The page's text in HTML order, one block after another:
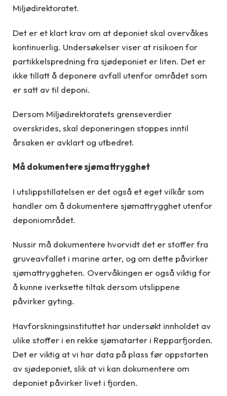
Miljødirektoratet.
Det er et klart krav om at deponiet skal overvåkes
kontinuerlig. Undersøkelser viser at risikoen for
partikkelspredning fra sjødeponiet er liten. Det er
ikke tillatt å deponere avfall utenfor området som
er satt av til deponi.
Dersom Miljødirektoratets grenseverdier
overskrides, skal deponeringen stoppes inntil
årsaken er avklart og utbedret.
Må dokumentere sjømattrygghet
I utslippstillatelsen er det også et eget vilkår som
handler om å dokumentere sjømattrygghet utenfor
deponiområdet.
Nussir må dokumentere hvorvidt det er stoffer fra
gruveavfallet i marine arter, og om dette påvirker
sjømattryggheten. Overvåkingen er også viktig for
å kunne iverksette tiltak dersom utslippene
påvirker gyting.
Havforskningsinstituttet har undersøkt innholdet av
ulike stoffer i en rekke sjømatarter i Repparfjorden.
Det er viktig at vi har data på plass før oppstarten
av sjødeponiet, slik at vi kan dokumentere om
deponiet påvirker livet i fjorden.